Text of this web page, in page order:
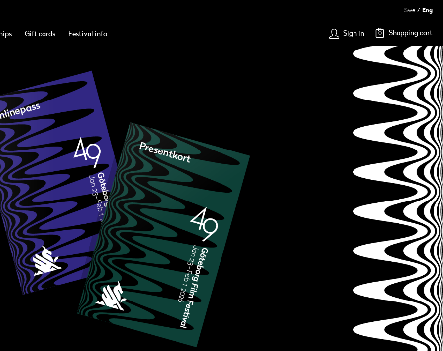
Swe Eng
Gift cards Festival info Sign in 0 Shopping cart